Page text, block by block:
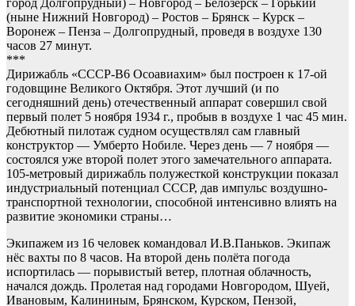
город Долгопрудный) – Новгород – Белозерск – Горький
(ныне Нижний Новгород) – Ростов – Брянск – Курск –
Воронеж – Пенза – Долгопрудный, проведя в воздухе 130
часов 27 минут.
***
Дирижабль «СССР-В6 Осоавиахим» был построен к 17-ой
годовщине Великого Октября. Этот лучший (и по
сегодняшний день) отечественный аппарат совершил свой
первый полет 5 ноября 1934 г., пробыв в воздухе 1 час 45 мин.
Дебютный пилотаж судном осуществлял сам главный
конструктор — Умберто Нобиле. Через день — 7 ноября —
состоялся уже второй полет этого замечательного аппарата.
105-метровый дирижабль полужесткой конструкции показал
индустриальный потенциал СССР, дав импульс воздушно-
транспортной технологии, способной интенсивно влиять на
развитие экономики страны…
Экипажем из 16 человек командовал И.В.Паньков. Экипаж
нёс вахты по 8 часов. На второй день полёта погода
испортилась — порывистый ветер, плотная облачность,
начался дождь. Пролетая над городами Новгородом, Шуей,
Ивановым, Калининым, Брянском, Курском, Пензой,